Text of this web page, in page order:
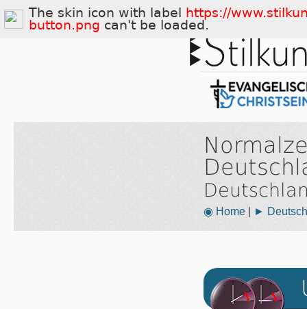
◉ Home| ►
The skin icon with label
https://
button.png can't be loaded.